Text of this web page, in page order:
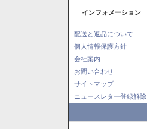
インフォメーション
配送と返品について
個人情報保護方針
会社案内
お問い合わせ
サイトマップ
ニュースレター登録解除